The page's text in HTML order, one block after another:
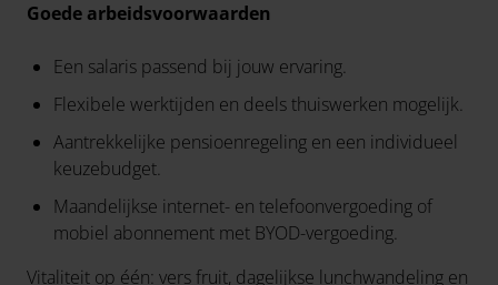
Goede arbeidsvoorwaarden
Een salaris passend bij jouw ervaring.
Flexibele werktijden en deels thuiswerken mogelijk.
Aantrekkelijke pensioenregeling en een individueel
keuzebudget.
Maandelijkse internet- en telefoonvergoeding of
mobiel abonnement met BYOD-vergoeding.
Vitaliteit op één: vers fruit, dagelijkse lunchwandeling en